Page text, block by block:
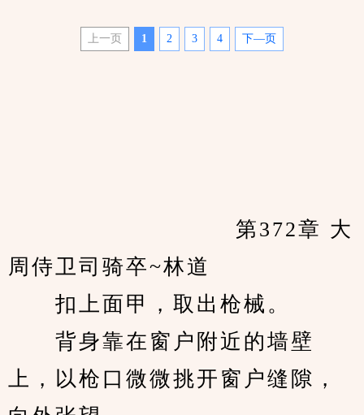
上一页 1 2 3 4 下—页
周侍卫司骑卒~林道
扣上面甲，取出枪械。
背身靠在窗户附近的墙壁
上，以枪口微微挑开窗户缝隙，